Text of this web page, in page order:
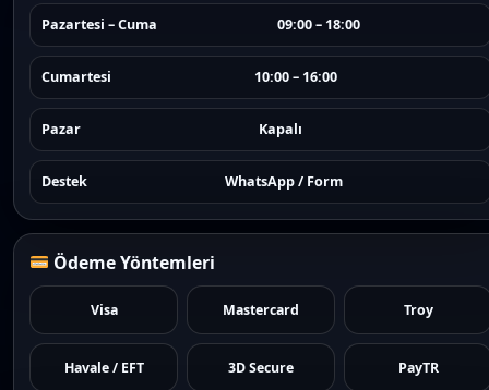
Pazartesi – Cuma 09:00 – 18:00
Cumartesi 10:00 – 16:00
Pazar Kapalı
Destek WhatsApp / Form
Ödeme Yöntemleri
Visa Mastercard Troy
Havale / EFT 3D Secure PayTR